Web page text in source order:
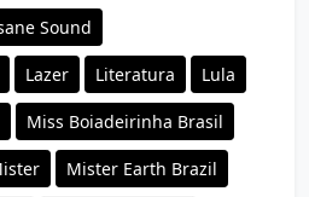
Sound
Lazer Literatura Lula
Miss Boiadeirinha Brasil
Mister Earth Brazil